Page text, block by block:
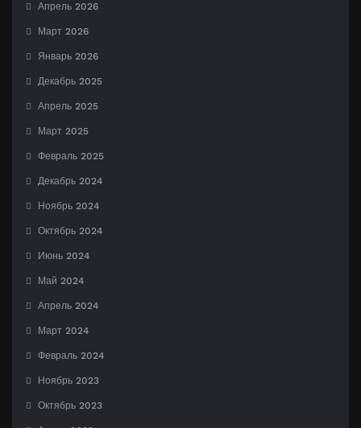
Апрель 2026
Март 2026
Январь 2026
Декабрь 2025
Апрель 2025
Март 2025
Февраль 2025
Декабрь 2024
Ноябрь 2024
Октябрь 2024
Июнь 2024
Май 2024
Апрель 2024
Март 2024
Февраль 2024
Ноябрь 2023
Октябрь 2023